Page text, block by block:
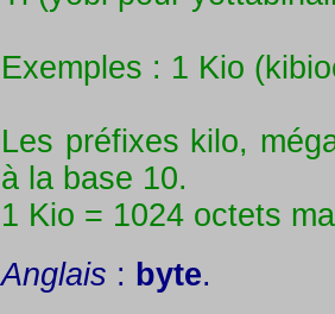
Exemples : 1 Kio
Les préfixes kilo,
à la base 10.
1 Kio = 1024 octets
Anglais : byte.